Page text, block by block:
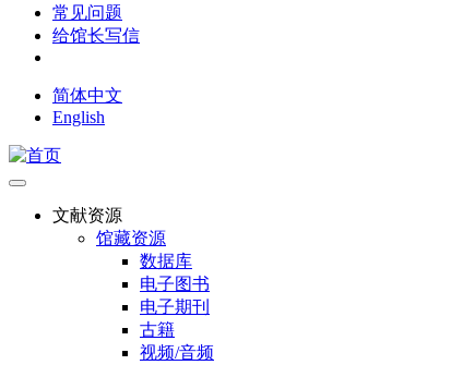
常见问题
给馆长写信
简体中文
English
文献资源
馆藏资源
数据库
电子图书
电子期刊
古籍
视频/音频